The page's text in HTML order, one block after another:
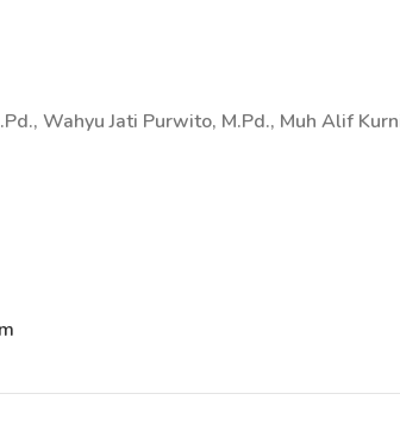
Wahyu Jati Purwito, M.Pd., Muh Alif